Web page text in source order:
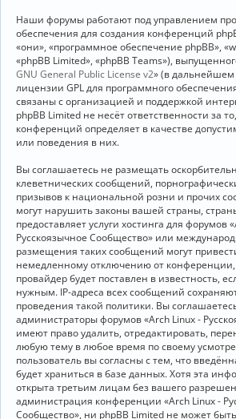
Наши форумы работают под управлением
обеспечения для создания конференций
«они», «программное обеспечение phpBB»,
«phpBB Limited», «phpBB Teams»),
GNU General Public License v2» (в дальнейшем
лицензии GPL для программного
связаны с организацией и поддержкой
phpBB Limited не несёт ответственности за
конференций определяет в качестве
или поведения в них.
Вы соглашаетесь не размещать
клеветнических сообщений,
призывов к национальной розни и прочих
могут нарушить законы вашей страны,
предоставляет услуги хостинга для форумов
Русскоязычное Сообщество» или
размещения таких сообщений могут
немедленному отключению от
провайдер будет поставлен в известность,
нужным. IP-адреса всех сообщений
проведения такой политики. Вы
администраторы форумов «Arch Linux -
имеют право удалить, отредактировать,
любую тему в любое время по своему
пользователь вы согласны с тем, что
будет храниться в базе данных. Хотя эта
открыта третьим лицам без вашего
администрация конференции «Arch Linux -
Сообщество», ни phpBB Limited не может